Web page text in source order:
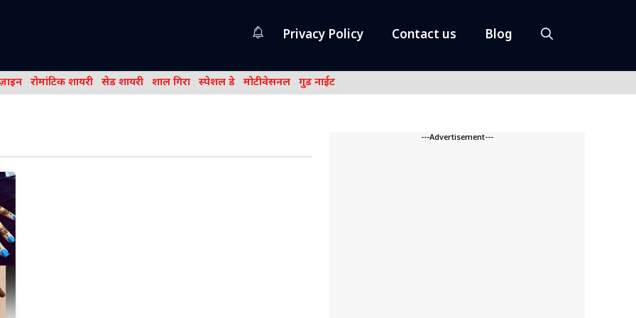
Privacy Policy Contact us Blog
रोमांटिक शायरी सेड शायरी शाल गिरा स्पेशल डे मोटीवेसनल गुड नाईट
---Advertisement---